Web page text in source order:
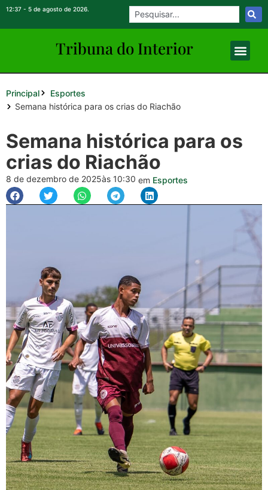
12:37 - 5 de agosto de 2026.
Tribuna do Interior
Principal
Esportes
Semana histórica para os crias do Riachão
Semana histórica para os
crias do Riachão
8 de dezembro de 2025às 10:30 em Esportes